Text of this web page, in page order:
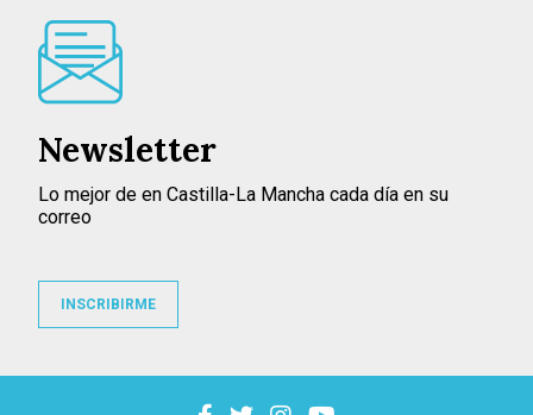
Newsletter
Lo mejor de en Castilla-La Mancha cada día en su
correo
INSCRIBIRME